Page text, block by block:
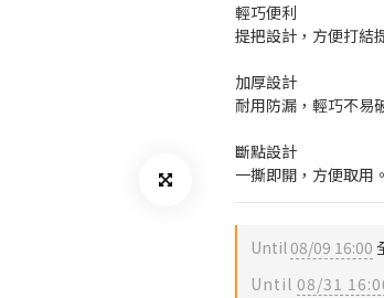
輕巧便利
提把設計，方便打結
加厚設計
耐用防漏，輕巧不易
斷點設計
一撕即開，方便取用。
Until08/09 16:00
Until 08/31